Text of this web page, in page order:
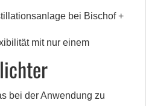
bei Bischof +
mit nur einem
bei der Anwendung zu